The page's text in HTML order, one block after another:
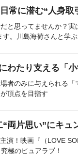
常に潜む“人身取
と思ってませんか？
。川島海荷さんと学ぶ
わたり支える「小
者のみに与えられる「
頂点を目指す
両片思い”にキュ
演！映画『（LOVE
極のピュアラブ！